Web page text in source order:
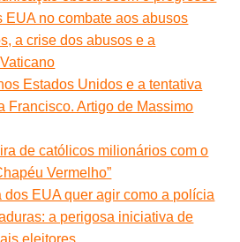
EUA no combate aos abusos
a crise dos abusos e a
Estados Unidos e a tentativa
Francisco. Artigo de Massimo
de católicos milionários com o
Vermelho”
dos EUA quer agir como a polícia
a perigosa iniciativa de
eleitores